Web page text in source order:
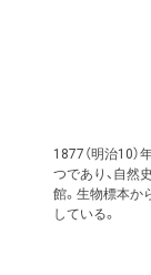
1877（明治10
つであり、自然
館。生物標本か
している。